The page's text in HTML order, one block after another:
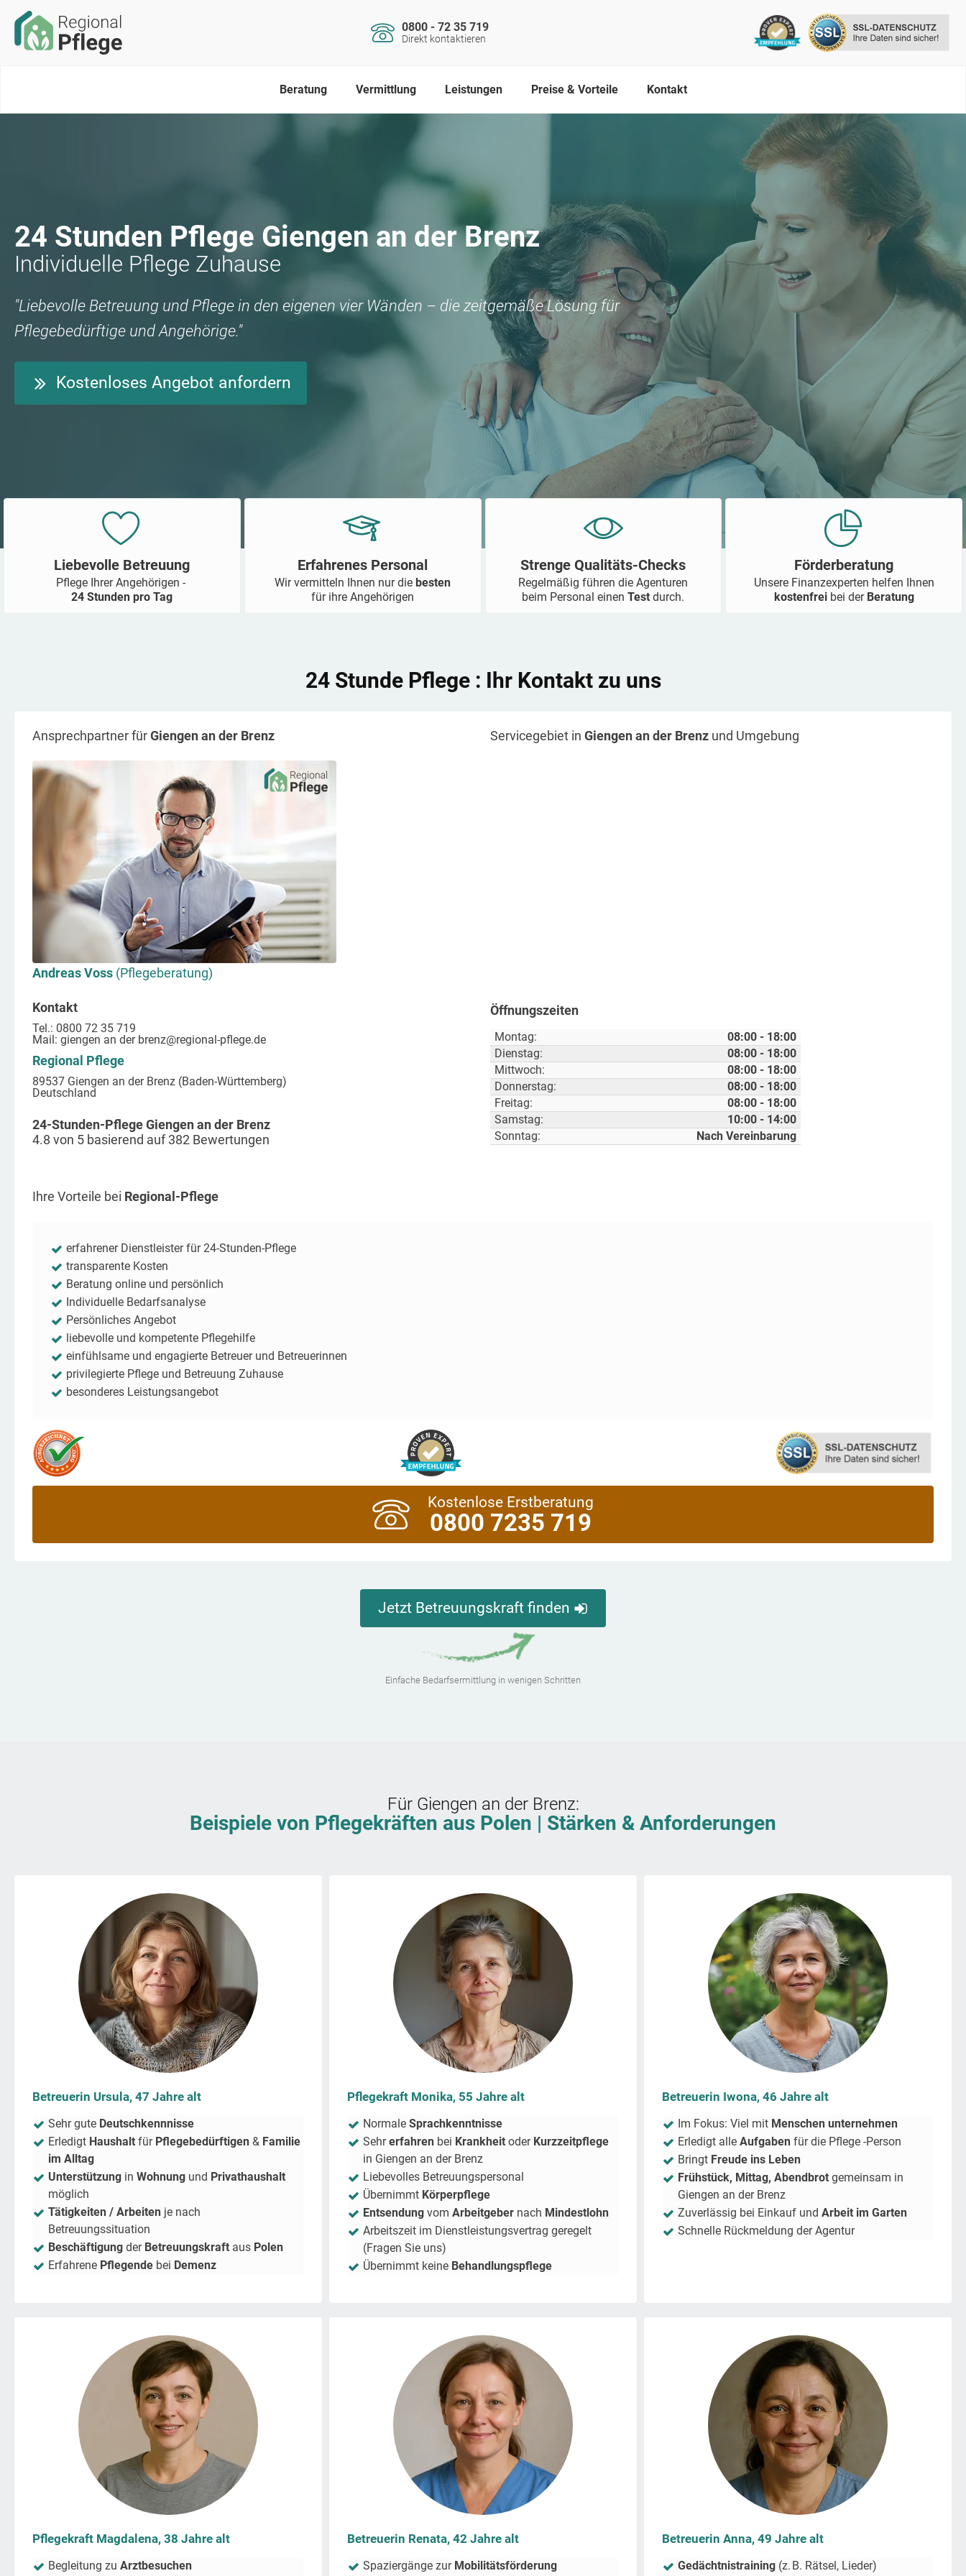
0800 - 72 35 719
Direkt kontaktieren
Beratung Vermittlung Leistungen Preise & Vorteile Kontakt
24 Stunden Pflege Giengen an der Brenz
Individuelle Pflege Zuhause
"Liebevolle Betreuung und Pflege in den eigenen vier Wänden – die zeitgemäße Lösung für
Pflegebedürftige und Angehörige."
Kostenloses Angebot anfordern
Liebevolle Betreuung
Pflege Ihrer Angehörigen -
24 Stunden pro Tag
Erfahrenes Personal
Wir vermitteln Ihnen nur diebesten
für ihre Angehörigen
Strenge Qualitäts-Checks
Regelmäßig führen die Agenturen
beim Personal einenTestdurch.
Förderberatung
Unsere Finanzexperten helfen Ihnen
kostenfrei bei der Beratung
24 Stunde Pflege : Ihr Kontakt zu uns
Ansprechpartner fürGiengen an der Brenz
Andreas Voss (Pflegeberatung)
Kontakt
Tel.: 0800 72 35 719
Mail: giengen an der brenz@regional-pflege.de
Regional Pflege
89537 Giengen an der Brenz (Baden-Württemberg)
Deutschland
24-Stunden-Pflege Giengen an der Brenz
4.8 von 5 basierend auf382 Bewertungen
Servicegebiet in Giengen an der Brenz und Umgebung
Öffnungszeiten
Montag:
08:00 - 18:00
Dienstag:
08:00 - 18:00
Mittwoch:
08:00 - 18:00
Donnerstag:
08:00 - 18:00
Freitag:
08:00 - 18:00
Samstag:
10:00 - 14:00
Sonntag:
Nach Vereinbarung
Ihre Vorteile bei Regional-Pflege
erfahrener Dienstleister für 24-Stunden-Pflege
transparente Kosten
Beratung online und persönlich
Individuelle Bedarfsanalyse
Persönliches Angebot
liebevolle und kompetente Pflegehilfe
einfühlsame und engagierte Betreuer und Betreuerinnen
privilegierte Pflege und Betreuung Zuhause
besonderes Leistungsangebot
Kostenlose Erstberatung
0800 7235 719
Jetzt Betreuungskraft finden
Einfache Bedarfsermittlung in wenigen Schritten
Für Giengen an der Brenz:
Beispiele von Pflegekräften aus Polen | Stärken & Anforderungen
Betreuerin Ursula, 47 Jahre alt
Sehr gute Deutschkennnisse
Erledigt Haushalt für Pflegebedürftigen & Familie
im Alltag
Unterstützung in Wohnung und Privathaushalt
möglich
Tätigkeiten / Arbeiten je nach
Betreuungssituation
Beschäftigung der Betreuungskraft aus Polen
Erfahrene Pflegende bei Demenz
Pflegekraft Monika, 55 Jahre alt
Normale Sprachkenntnisse
Sehrerfahren bei Krankheit oder Kurzzeitpflege
in Giengen an der Brenz
Liebevolles Betreuungspersonal
Übernimmt Körperpflege
Entsendung vom Arbeitgeber nach Mindestlohn
Arbeitszeit im Dienstleistungsvertrag geregelt
(Fragen Sie uns)
Übernimmt keine Behandlungspflege
Betreuerin Iwona, 46 Jahre alt
Im Fokus: Viel mit Menschen unternehmen
Erledigt alle Aufgaben für die Pflege -Person
Bringt Freude ins Leben
Frühstück, Mittag, Abendbrot gemeinsam in
Giengen an der Brenz
Zuverlässig bei Einkauf und Arbeit im Garten
Schnelle Rückmeldung der Agentur
Pflegekraft Magdalena, 38 Jahre alt
Begleitung zu Arztbesuchen
Betreuerin Renata, 42 Jahre alt
Spaziergänge zur Mobilitätsförderung
Betreuerin Anna, 49 Jahre alt
Gedächtnistraining (z. B. Rätsel, Lieder)